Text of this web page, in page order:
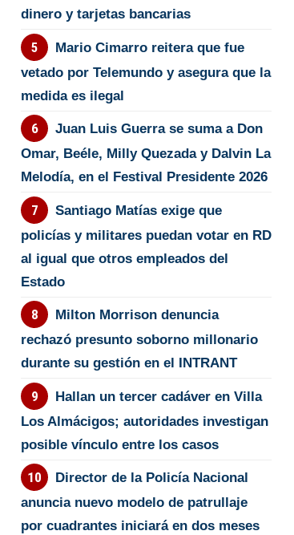
dinero y tarjetas bancarias
Mario Cimarro reitera que fue
vetado por Telemundo y asegura que la
medida es ilegal
Juan Luis Guerra se suma a Don
Omar, Beéle, Milly Quezada y Dalvin La
Melodía, en el Festival Presidente 2026
Santiago Matías exige que
policías y militares puedan votar en RD
al igual que otros empleados del
Estado
Milton Morrison denuncia
rechazó presunto soborno millonario
durante su gestión en el INTRANT
Hallan un tercer cadáver en Villa
Los Almácigos; autoridades investigan
posible vínculo entre los casos
Director de la Policía Nacional
anuncia nuevo modelo de patrullaje
por cuadrantes iniciará en dos meses